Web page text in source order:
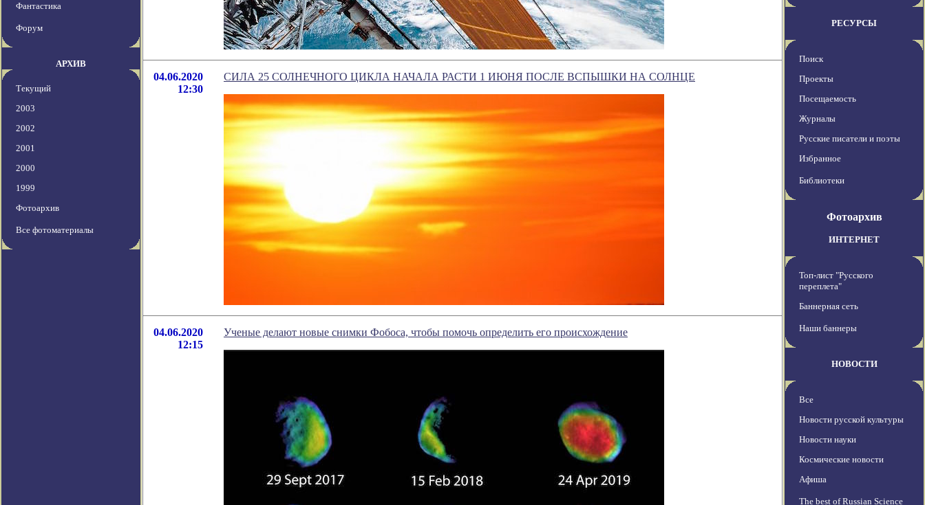
Фантастика
Форум
АРХИВ
Текущий
2003
2002
2001
2000
1999
Фотоархив
Все фотоматериалы
04.06.2020
12:30
СИЛА 25 СОЛНЕЧНОГО ЦИКЛА НАЧАЛА РАСТИ 1 ИЮНЯ ПОСЛЕ ВСПЫШКИ НА СОЛНЦЕ
04.06.2020
12:15
Ученые делают новые снимки Фобоса, чтобы помочь определить его происхождение
РЕСУРСЫ
Поиск
Проекты
Посещаемость
Журналы
Русские писатели и поэты
Избранное
Библиотеки
Фотоархив
ИНТЕРНЕТ
Топ-лист "Русского
переплета"
Баннерная сеть
Наши баннеры
НОВОСТИ
Все
Новости русской культуры
Новости науки
Космические новости
Афиша
The best of Russian Science